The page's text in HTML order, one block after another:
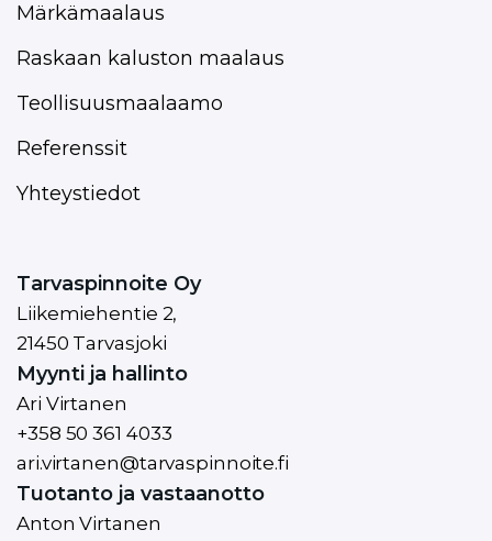
Märkämaalaus
Raskaan kaluston maalaus
Teollisuusmaalaamo
Referenssit
Yhteystiedot
Tarvaspinnoite Oy
Liikemiehentie 2,
21450 Tarvasjoki
Myynti ja hallinto
Ari Virtanen
+358 50 361 4033
ari.virtanen@tarvaspinnoite.fi
Tuotanto ja vastaanotto
Anton Virtanen